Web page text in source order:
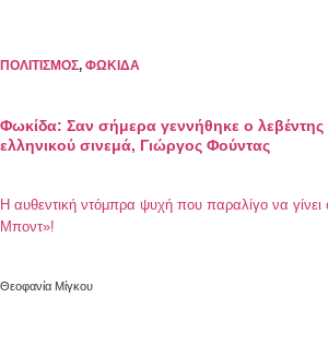
ΠΟΛΙΤΙΣΜΟΣ, ΦΩΚΙΔΑ
Φωκίδα: Σαν σήμερα γεννήθηκε ο λεβέντης
ελληνικού σινεμά, Γιώργος Φούντας
Η αυθεντική ντόμπρα ψυχή που παραλίγο να γίνει
Μποντ»!
Θεοφανία Μίγκου